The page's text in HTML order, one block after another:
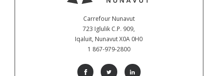
Carrefour Nunavut
723 Iglulik C.P. 909,
Iqaluit, Nunavut X0A 0H0
1 867-979-2800